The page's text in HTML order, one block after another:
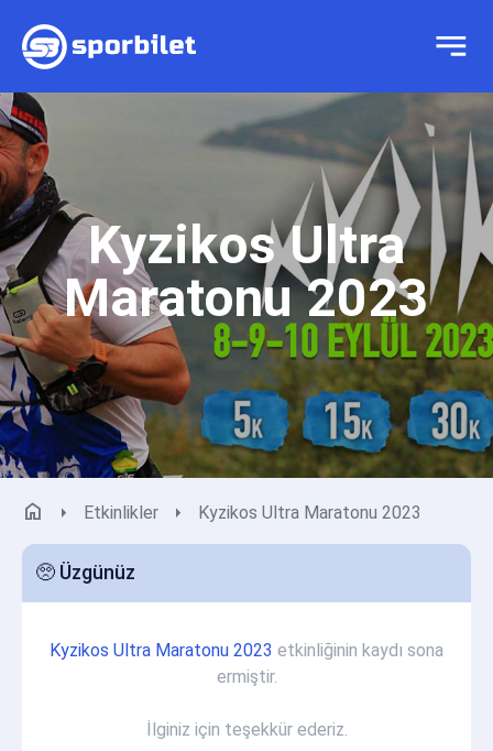
Kyzikos Ultra
Maratonu 2023
home arrow_right Etkinlikler arrow_right Kyzikos Ultra Maratonu 2023
🥺 Üzgünüz
Kyzikos Ultra Maratonu 2023 etkinliğinin kaydı sona
ermiştir.
İlginiz için teşekkür ederiz.